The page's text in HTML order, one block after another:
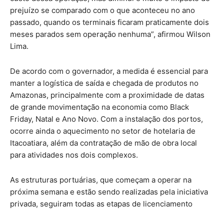
prejuízo se comparado com o que aconteceu no ano
passado, quando os terminais ficaram praticamente dois
meses parados sem operação nenhuma”, afirmou Wilson
Lima.
De acordo com o governador, a medida é essencial para
manter a logística de saída e chegada de produtos no
Amazonas, principalmente com a proximidade de datas
de grande movimentação na economia como Black
Friday, Natal e Ano Novo. Com a instalação dos portos,
ocorre ainda o aquecimento no setor de hotelaria de
Itacoatiara, além da contratação de mão de obra local
para atividades nos dois complexos.
As estruturas portuárias, que começam a operar na
próxima semana e estão sendo realizadas pela iniciativa
privada, seguiram todas as etapas de licenciamento